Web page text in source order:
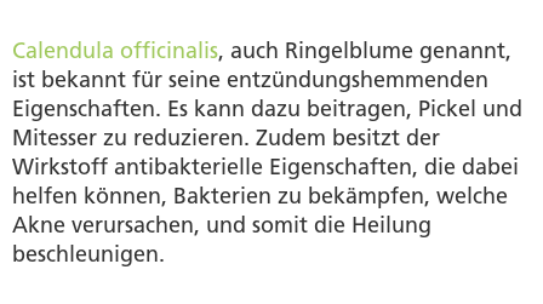
Calendula officinalis, auch Ringelblume genannt,
ist bekannt für seine entzündungshemmenden
Eigenschaften. Es kann dazu beitragen, Pickel und
Mitesser zu reduzieren. Zudem besitzt der
Wirkstoff antibakterielle Eigenschaften, die dabei
helfen können, Bakterien zu bekämpfen, welche
Akne verursachen, und somit die Heilung
beschleunigen.